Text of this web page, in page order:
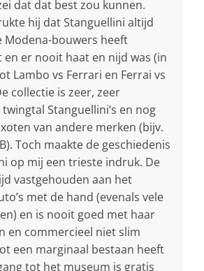
dat dat best zou kunnen.
hij dat Stanguellini altijd
Modena-bouwers heeft
en er nooit haat en nijd was (in
Lambo vs Ferrari en Ferrai vs
collectie is zeer, zeer
Stanguellini’s en nog
van andere merken (bijv.
Toch maakte de geschiedenis
op mij een trieste indruk. De
vastgehouden aan het
met de hand (evenals vele
en is nooit goed met haar
en commercieel niet slim
een marginaal bestaan heeft
tot het museum is gratis